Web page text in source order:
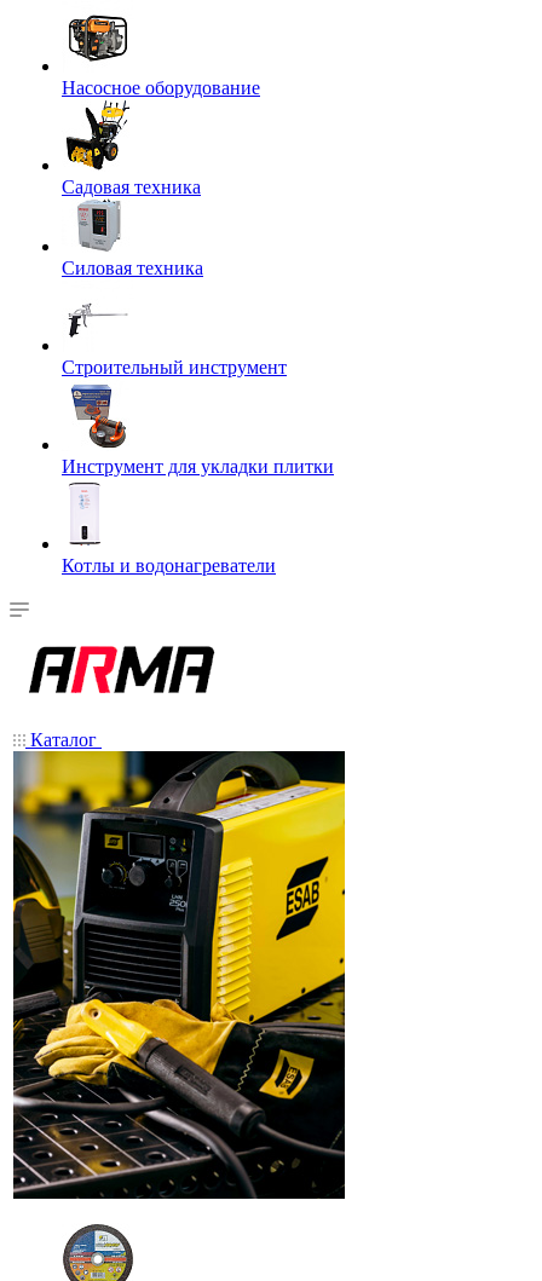
Насосное оборудование
Садовая техника
Силовая техника
Строительный инструмент
Инструмент для укладки плитки
Котлы и водонагреватели
Каталог